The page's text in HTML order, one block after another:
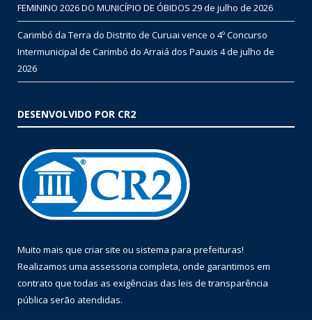
FEMININO 2026 DO MUNICÍPIO DE ÓBIDOS 29 de julho de 2026
Carimbó da Terra do Distrito de Curuai vence o 4º Concurso
Intermunicipal de Carimbó do Arraiá dos Pauxis 4 de julho de
2026
DESENVOLVIDO POR CR2
Muito mais que criar site ou sistema para prefeituras!
Realizamos uma assessoria completa, onde garantimos em
contrato que todas as exigências das leis de transparência
pública serão atendidas.